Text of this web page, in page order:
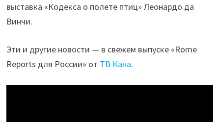
выставка «Кодекса о полете птиц» Леонардо да
Винчи.
Эти и другие новости — в свежем выпуске «Rome
Reports для России» от ТВ Кана.